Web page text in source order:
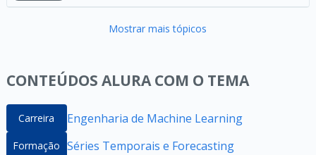
Mostrar mais tópicos
CONTEÚDOS ALURA COM O TEMA
Carreira Engenharia de Machine Learning
Formação Séries Temporais e Forecasting